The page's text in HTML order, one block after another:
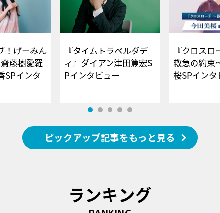
！げーみん
藤樹愛羅
SPインタ
『タイムトラベルダデ
ィ』ダイアン津田篤宏S
Pインタビュー
『クロス
救急の約束
桜SPイ
ピックアップ記事をもっと見る
ランキング